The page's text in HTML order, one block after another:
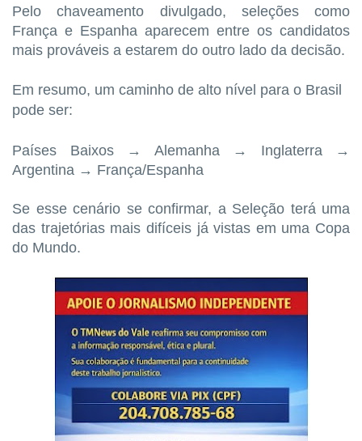
Pelo chaveamento divulgado, seleções como
França e Espanha aparecem entre os candidatos
mais prováveis a estarem do outro lado da decisão.
Em resumo, um caminho de alto nível para o Brasil
pode ser:
Países Baixos → Alemanha → Inglaterra →
Argentina → França/Espanha
Se esse cenário se confirmar, a Seleção terá uma
das trajetórias mais difíceis já vistas em uma Copa
do Mundo.